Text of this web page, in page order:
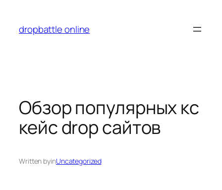
содержимому
dropbattle online
Обзор популярных кс
кейс drop сайтов
Written byinUncategorized